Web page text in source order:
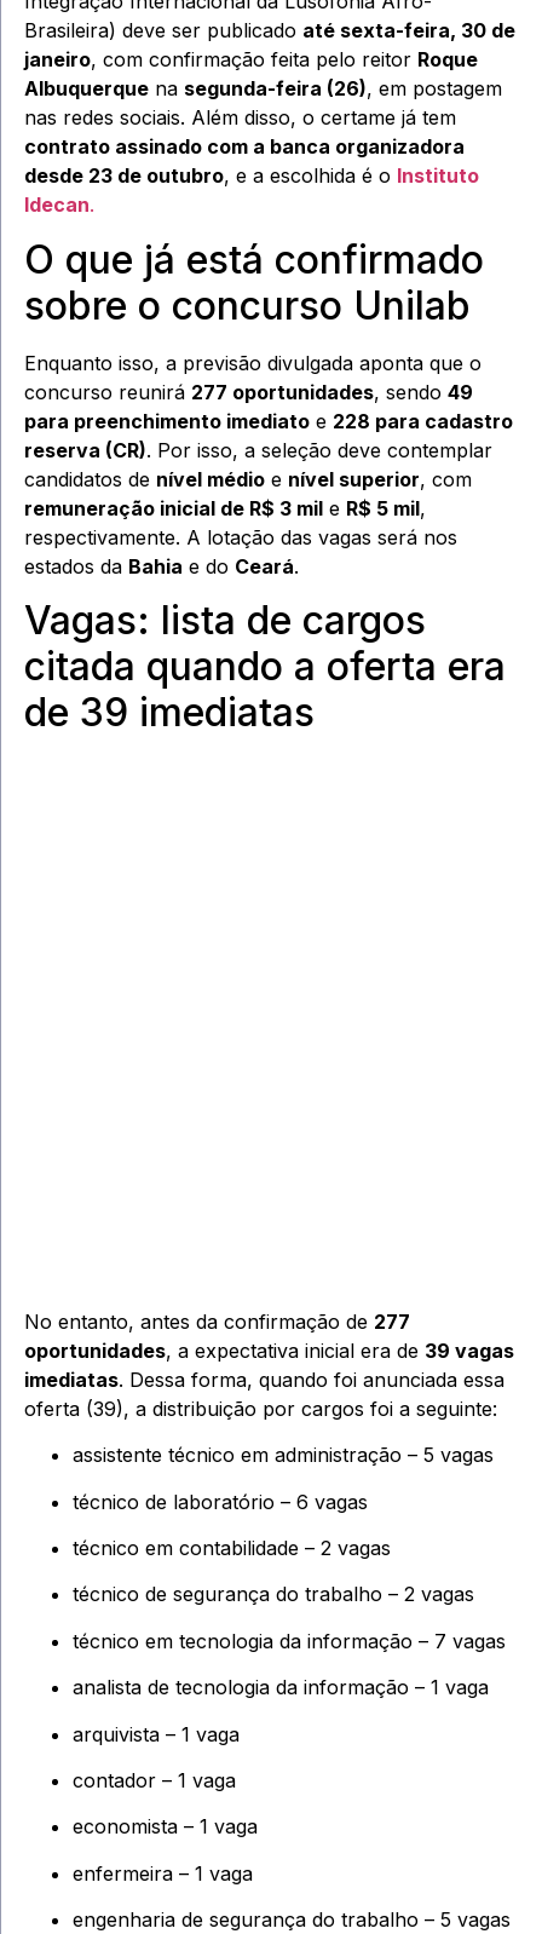
Brasileira) deve ser publicado até sexta-feira, 30 de
janeiro, com confirmação feita pelo reitor Roque
Albuquerque na segunda-feira (26), em postagem
nas redes sociais. Além disso, o certame já tem
contrato assinado com a banca organizadora
desde 23 de outubro, e a escolhida é o Instituto
Idecan.
O que já está confirmado
sobre o concurso Unilab
Enquanto isso, a previsão divulgada aponta que o
concurso reunirá 277 oportunidades, sendo 49
para preenchimento imediato e 228 para cadastro
reserva (CR). Por isso, a seleção deve contemplar
candidatos de nível médio e nível superior, com
remuneração inicial de R$ 3 mil e R$ 5 mil,
respectivamente. A lotação das vagas será nos
estados da Bahia e do Ceará.
Vagas: lista de cargos
citada quando a oferta era
de 39 imediatas
No entanto, antes da confirmação de 277
oportunidades, a expectativa inicial era de 39 vagas
imediatas. Dessa forma, quando foi anunciada essa
oferta (39), a distribuição por cargos foi a seguinte:
assistente técnico em administração – 5 vagas
técnico de laboratório – 6 vagas
técnico em contabilidade – 2 vagas
técnico de segurança do trabalho – 2 vagas
técnico em tecnologia da informação – 7 vagas
analista de tecnologia da informação – 1 vaga
arquivista – 1 vaga
contador – 1 vaga
economista – 1 vaga
enfermeira – 1 vaga
engenharia de segurança do trabalho – 5 vagas